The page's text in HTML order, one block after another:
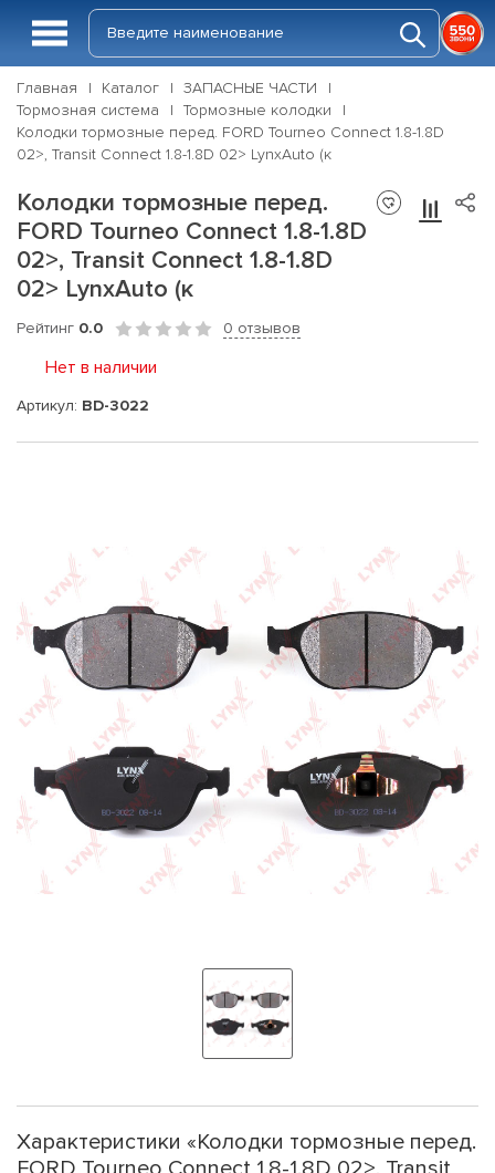
Главная Каталог
ЗАПАСНЫЕ ЧАСТИ
Тормозная система
Тормозные колодки
Колодки тормозные перед. FORD Tourneo Connect 1.8-1.8D
02>, Transit Connect 1.8-1.8D 02> LynxAuto (к
Колодки тормозные перед.
FORD Tourneo Connect 1.8-1.8D
02>, Transit Connect 1.8-1.8D
02> LynxAuto (к
Рейтинг 0.0 0 отзывов
Нет в наличии
Артикул: BD-3022
Характеристики «Колодки тормозные перед.